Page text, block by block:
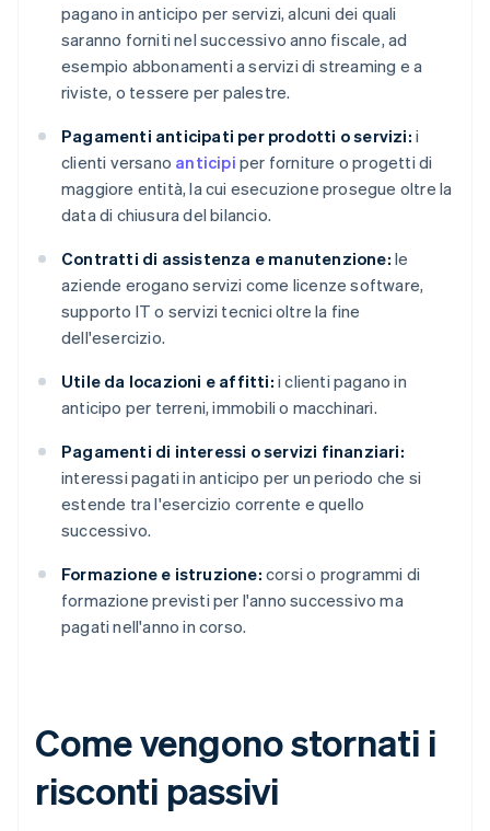
pagano in anticipo per servizi, alcuni dei quali
saranno forniti nel successivo anno fiscale, ad
esempio abbonamenti a servizi di streaming e a
riviste, o tessere per palestre.
Pagamenti anticipati per prodotti o servizi: i
clienti versano anticipi per forniture o progetti di
maggiore entità, la cui esecuzione prosegue oltre la
data di chiusura del bilancio.
Contratti di assistenza e manutenzione: le
aziende erogano servizi come licenze software,
supporto IT o servizi tecnici oltre la fine
dell'esercizio.
Utile da locazioni e affitti: i clienti pagano in
anticipo per terreni, immobili o macchinari.
Pagamenti di interessi o servizi finanziari:
interessi pagati in anticipo per un periodo che si
estende tra l'esercizio corrente e quello
successivo.
Formazione e istruzione: corsi o programmi di
formazione previsti per l'anno successivo ma
pagati nell'anno in corso.
Come vengono stornati i
risconti passivi